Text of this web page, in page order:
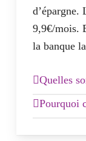
cartes
d’épargne.
9,9€/mois.
la banque
Quelles
Offre
Carte
Pourquoi